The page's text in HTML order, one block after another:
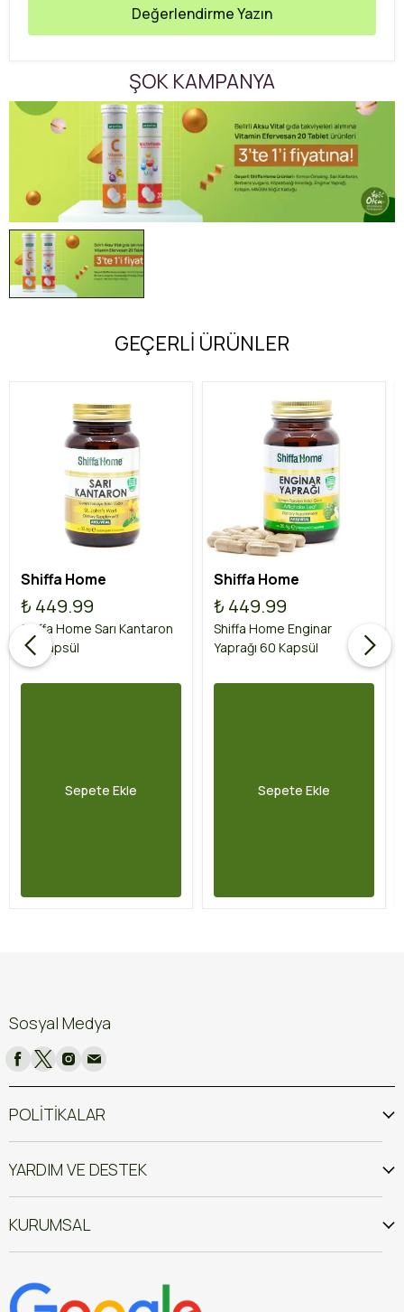
Değerlendirme Yazın
ŞOK KAMPANYA
GEÇERLİ ÜRÜNLER
Shiffa Home
₺ 449.99
Shiffa Home Sarı Kantaron
60 Kapsül
Sepete Ekle
Shiffa Home
₺ 449.99
Shiffa Home Enginar
Yaprağı 60 Kapsül
Sepete Ekle
Sosyal Medya
POLİTİKALAR
YARDIM VE DESTEK
KURUMSAL